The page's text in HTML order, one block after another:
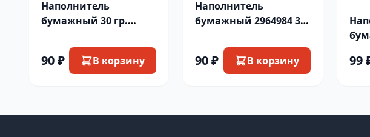
Наполнитель
бумажный 30 гр.
90 ₽ В корзину
Наполнитель
бумажный 2964984 30
90 ₽ В корзину
гр
99